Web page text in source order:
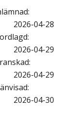
:
2026-04-28
:
2026-04-29
:
2026-04-29
:
2026-04-30